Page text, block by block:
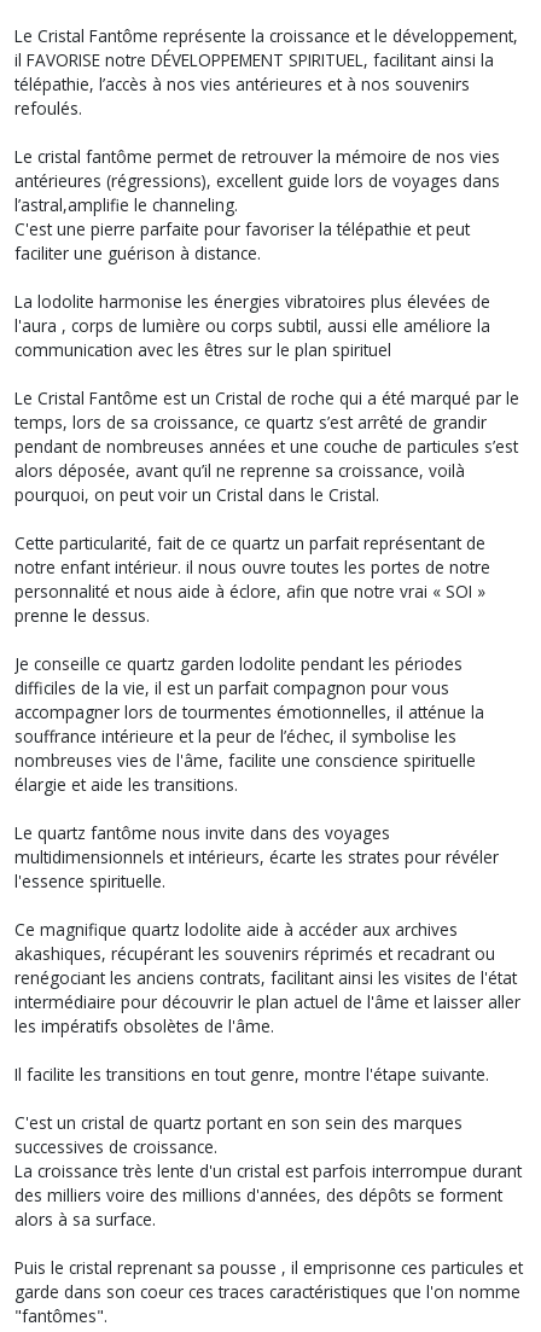
Le Cristal Fantôme représente la croissance et le développement,
il FAVORISE notre DÉVELOPPEMENT SPIRITUEL, facilitant ainsi la
télépathie, l’accès à nos vies antérieures et à nos souvenirs
refoulés.
Le cristal fantôme permet de retrouver la mémoire de nos vies
antérieures (régressions), excellent guide lors de voyages dans
l’astral,amplifie le channeling.
C'est une pierre parfaite pour favoriser la télépathie et peut
faciliter une guérison à distance.
La lodolite harmonise les énergies vibratoires plus élevées de
l'aura , corps de lumière ou corps subtil, aussi elle améliore la
communication avec les êtres sur le plan spirituel
Le Cristal Fantôme est un Cristal de roche qui a été marqué par le
temps, lors de sa croissance, ce quartz s’est arrêté de grandir
pendant de nombreuses années et une couche de particules s’est
alors déposée, avant qu’il ne reprenne sa croissance, voilà
pourquoi, on peut voir un Cristal dans le Cristal.
Cette particularité, fait de ce quartz un parfait représentant de
notre enfant intérieur. il nous ouvre toutes les portes de notre
personnalité et nous aide à éclore, afin que notre vrai « SOI »
prenne le dessus.
Je conseille ce quartz garden lodolite pendant les périodes
difficiles de la vie, il est un parfait compagnon pour vous
accompagner lors de tourmentes émotionnelles, il atténue la
souffrance intérieure et la peur de l’échec, il symbolise les
nombreuses vies de l'âme, facilite une conscience spirituelle
élargie et aide les transitions.
Le quartz fantôme nous invite dans des voyages
multidimensionnels et intérieurs, écarte les strates pour révéler
l'essence spirituelle.
Ce magnifique quartz lodolite aide à accéder aux archives
akashiques, récupérant les souvenirs réprimés et recadrant ou
renégociant les anciens contrats, facilitant ainsi les visites de l'état
intermédiaire pour découvrir le plan actuel de l'âme et laisser aller
les impératifs obsolètes de l'âme.
Il facilite les transitions en tout genre, montre l'étape suivante.
C'est un cristal de quartz portant en son sein des marques
successives de croissance.
La croissance très lente d'un cristal est parfois interrompue durant
des milliers voire des millions d'années, des dépôts se forment
alors à sa surface.
Puis le cristal reprenant sa pousse , il emprisonne ces particules et
garde dans son coeur ces traces caractéristiques que l'on nomme
"fantômes".